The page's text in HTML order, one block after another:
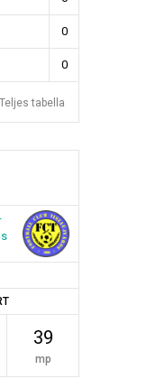
0
0
Teljes tabella
39
mp